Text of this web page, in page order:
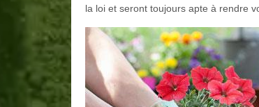
la loi et seront toujours apte à rendre